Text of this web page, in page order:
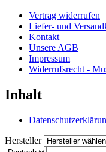
Vertrag widerrufen
Liefer- und
Kontakt
Unsere AGB
Impressum
Widerrufsrecht -
Inhalt
Hersteller